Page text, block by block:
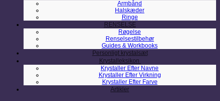
Armbånd
Halskæder
Ringe
RENSELSE
Røgelse
Renselsestilbehør
Guides & Workbooks
Personligt krystalsæt
Krystalleksikon
Krystaller Efter Navne
Krystaller Efter Virkning
Krystaller Efter Farve
Artikler